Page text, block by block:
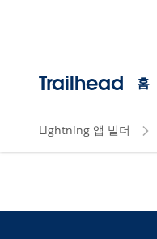
Trailhead 홈
Lightning 앱 빌더